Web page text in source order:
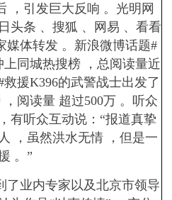
引发巨大反响 。光明网
头条 、搜狐 、网易 、看看
媒体转发 。新浪微博话题#
上同城热搜榜 ，总阅读量近
救援K396的武警战士出发了
阅读量 超过500万 。听众
有听众互动说：“报道真挚
，虽然洪水无情 ，但是一
。”
业内专家以及北京市领导